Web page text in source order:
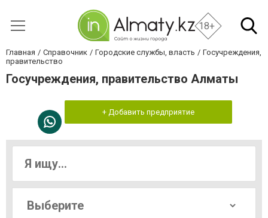
18+
Главная Справочник Городские службы, власть
Госучреждения,
правительство
Госучреждения, правительство Алматы
+ Добавить предприятие